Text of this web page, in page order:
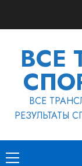
ВСЕ
ВСЕ
РЕЗУЛЬТАТЫ
Основное